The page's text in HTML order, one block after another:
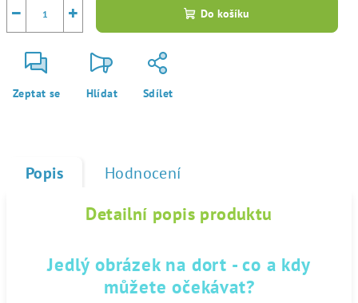
+
− Do košíku
Zeptat se Hlídat Sdílet
Popis Hodnocení
Detailní popis produktu
Jedlý obrázek na dort - co a kdy
můžete očekávat?